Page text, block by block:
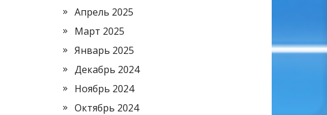
Апрель 2025
Март 2025
Январь 2025
Декабрь 2024
Ноябрь 2024
Октябрь 2024